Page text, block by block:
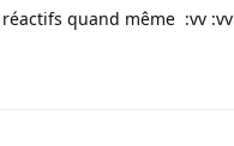
quand même :vv :vv